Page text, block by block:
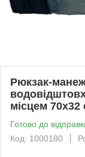
Рюкзак-
місцем 70х32
Готово до
Код: 1000180